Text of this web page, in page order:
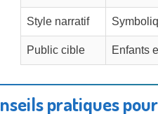
Style narratif
Public cible Enfants
pratiques